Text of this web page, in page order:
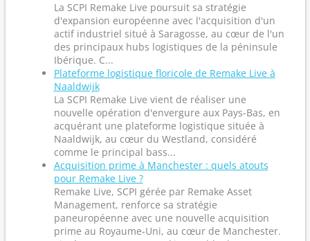
La SCPI Remake Live poursuit sa stratégie
d'expansion européenne avec l'acquisition d'un
actif industriel situé à Saragosse, au cœur de l'un
des principaux hubs logistiques de la péninsule
Ibérique. C...
Plateforme logistique floricole de Remake Live à
Naaldwijk
La SCPI Remake Live vient de réaliser une
nouvelle opération d'envergure aux Pays-Bas, en
acquérant une plateforme logistique située à
Naaldwijk, au cœur du Westland, considéré
comme le principal bass...
Acquisition prime à Manchester : quels atouts
pour Remake Live ?
Remake Live, SCPI gérée par Remake Asset
Management, renforce sa stratégie
paneuropéenne avec une nouvelle acquisition
prime au Royaume-Uni, au cœur de Manchester.